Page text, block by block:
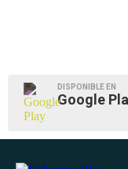
DISPONIBLE EN
Google